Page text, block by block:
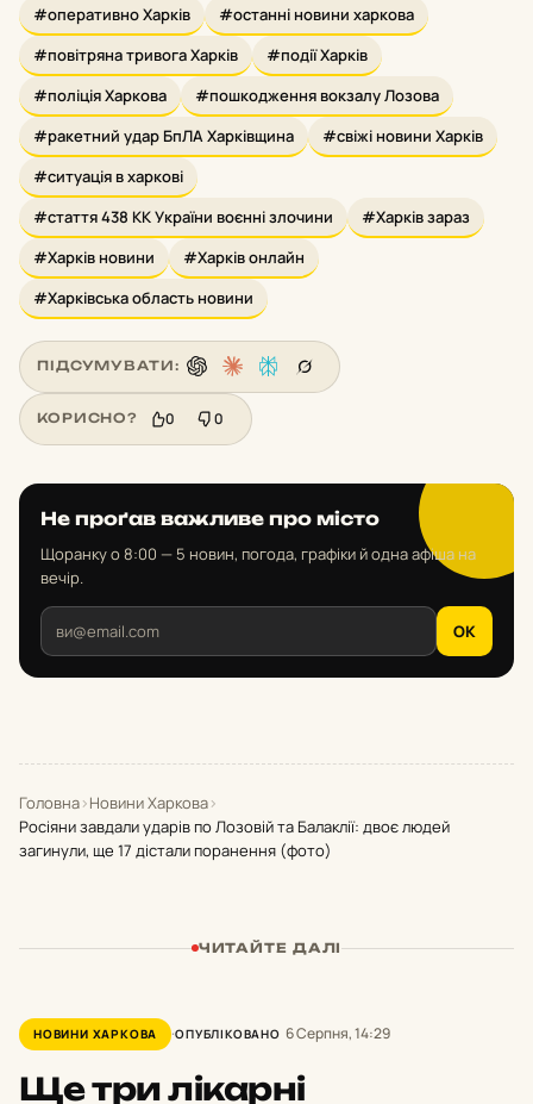
#оперативно Харків
#останні новини харкова
#повітряна тривога Харків
#події Харків
#поліція Харкова
#пошкодження вокзалу Лозова
#ракетний удар БпЛА Харківщина
#свіжі новини Харків
#ситуація в харкові
#стаття 438 КК України воєнні злочини
#Харків зараз
#Харків новини
#Харків онлайн
#Харківська область новини
ПІДСУМУВАТИ:
КОРИСНО? 0 0
Не проґав важливе про місто
Щоранку о 8:00 — 5 новин, погода, графіки й одна афіша на
вечір.
OK
Головна›Новини Харкова›
Росіяни завдали ударів по Лозовій та Балаклії: двоє людей
загинули, ще 17 дістали поранення (фото)
ЧИТАЙТЕ ДАЛІ
НОВИНИ ХАРКОВА ОПУБЛІКОВАНО 6 Серпня, 14:29
Ще три лікарні